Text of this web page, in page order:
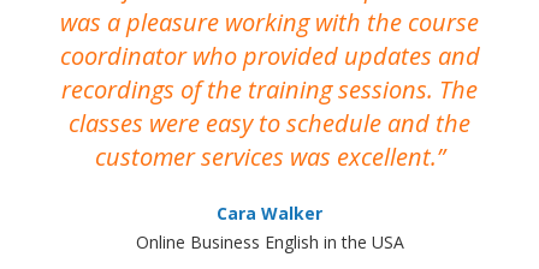
was a pleasure working with the course
coordinator who provided updates and
recordings of the training sessions. The
classes were easy to schedule and the
customer services was excellent.
Cara Walker
Online Business English in the USA